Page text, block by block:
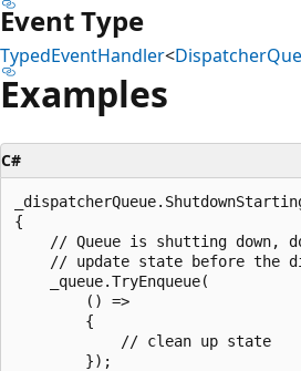
Event Type
TypedEventHandler<
Examples
C#
{
// Queue is shutting down,
// update state before the
    _queue.TryEnqueue(
        () =>
        {
            // clean up state
        });